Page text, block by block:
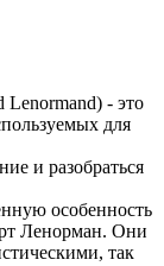
- это
для
и разобраться
особенность
Ленорман. Они
так